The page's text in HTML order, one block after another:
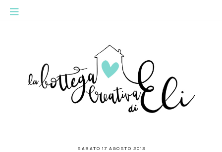
SABATO 17 AGOSTO 2013